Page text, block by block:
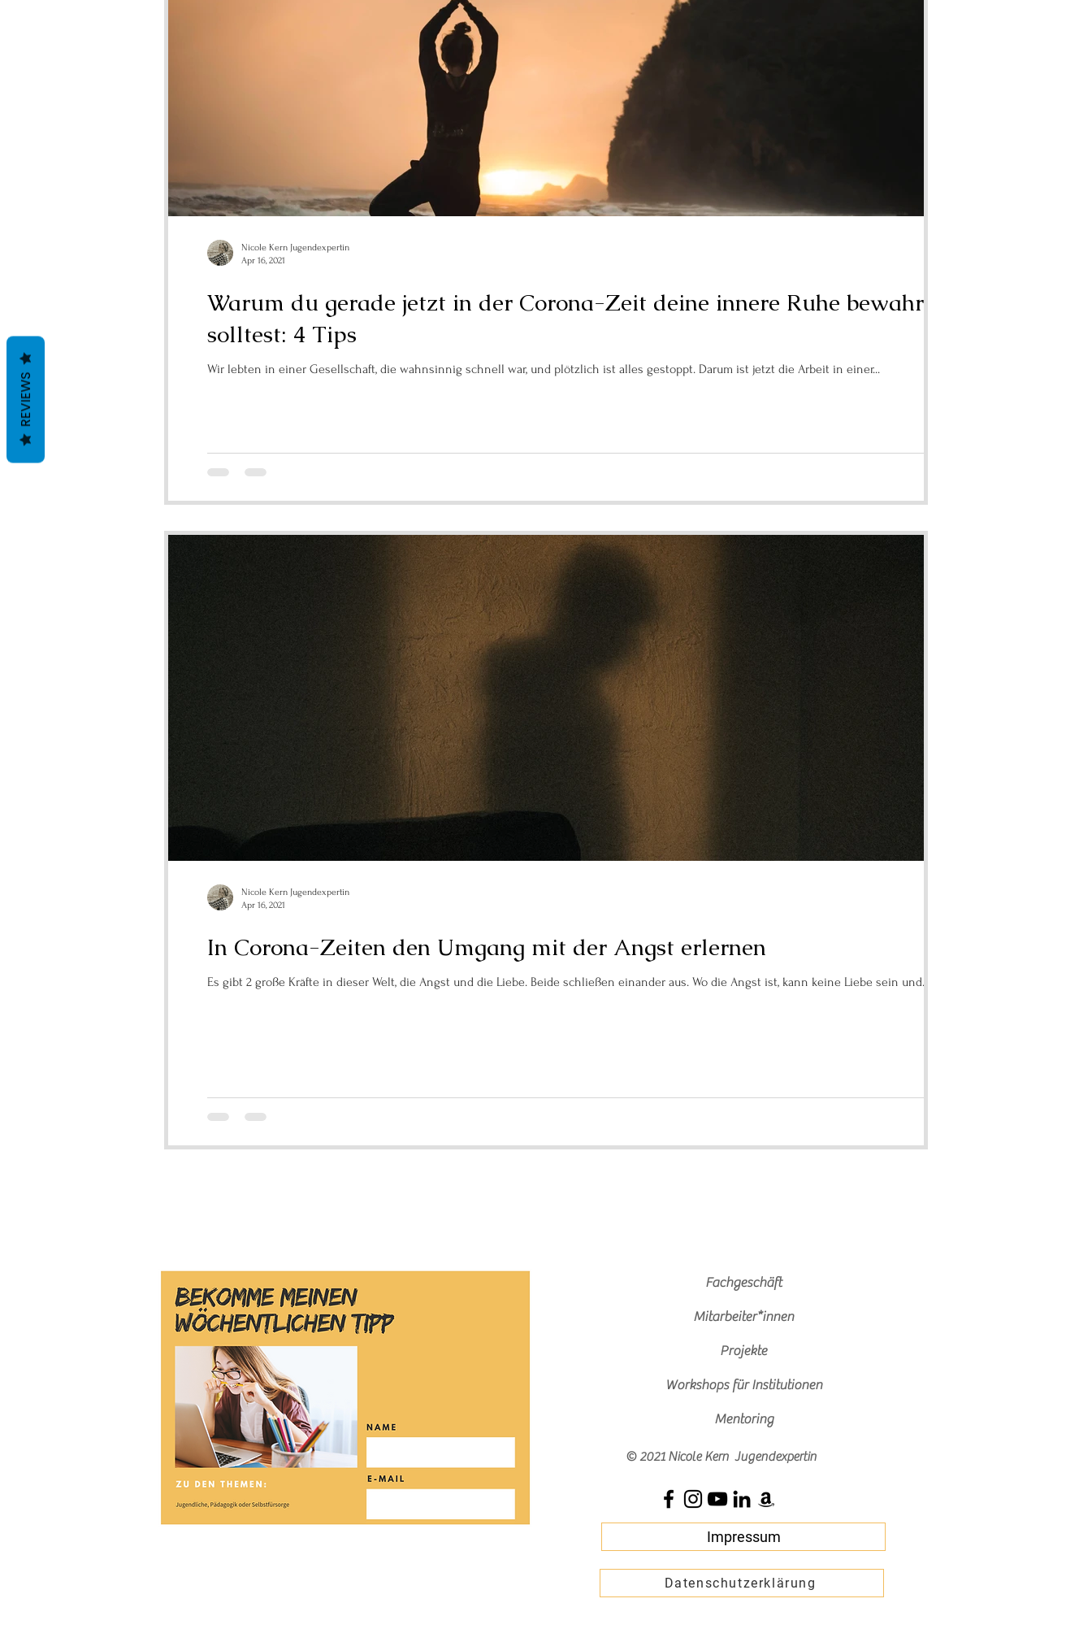
Warum du gerade jetzt in der Corona-Zeit deine innere Ruhe bewahren
solltest: 4 Tips
Wir lebten in einer Gesellschaft, die wahnsinnig schnell war, und plötzlich ist alles gestoppt. Darum ist jetzt die Arbeit in einer...
Nicole Kern Jugendexpertin
Apr 16, 2021
In Corona-Zeiten den Umgang mit der Angst erlernen
Es gibt 2 große Kräfte in dieser Welt, die Angst und die Liebe. Beide schließen einander aus. Wo die Angst ist, kann keine Liebe sein und...
Nicole Kern Jugendexpertin
Apr 16, 2021
© 2021 Nicole Kern Jugendexpertin
Impressum
Datenschutzerklärung
Fachgeschäft
Mitarbeiter*innen
Projekte
Workshops für Institutionen
Mentoring
REVIEWS